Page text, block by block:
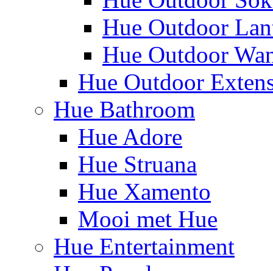
Hue Outdoor
Hue Outdoor
Hue Outdoor
Hue Bathroom
Hue Adore
Hue Struana
Hue Xamento
Mooi met Hue
Hue Entertainment